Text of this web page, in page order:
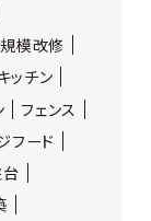
模改修
ッチン
フェンス
フード